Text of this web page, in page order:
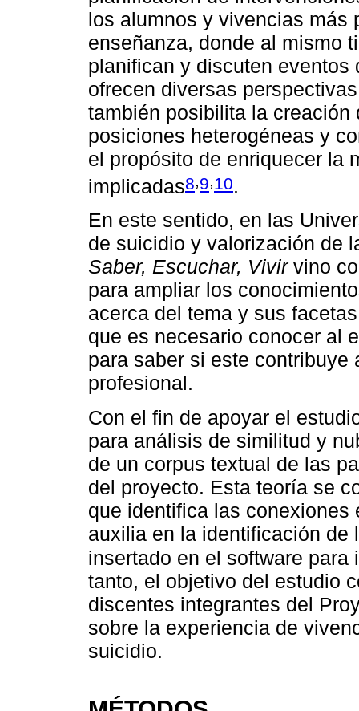
los alumnos y vivencias más
enseñanza, donde al mismo
planifican y discuten
ofrecen diversas
también posibilita la
posiciones heterogéneas y
el propósito de enriquecer la
implicadas8,9,10.
En este sentido, en las
de suicidio y valorización de
Saber, Escuchar, Vivirvino
para ampliar los
acerca del tema y sus
que es necesario conocer al
para saber si este
profesional.
Con el fin de apoyar el
para análisis de similitud y
de un corpus textual de las
del proyecto. Esta teoría se
que identifica las
auxilia en la identificación de
insertado en el software
tanto, el objetivo del estudio
discentes integrantes del
sobre la experiencia de
suicidio.